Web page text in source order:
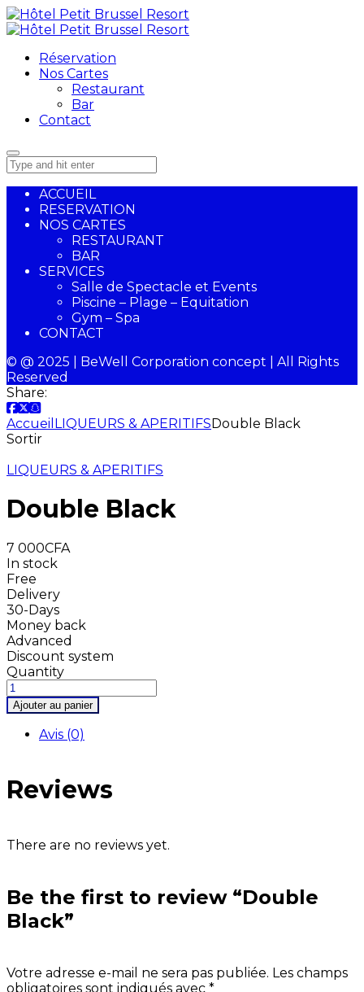
Réservation
Nos Cartes
Restaurant
Bar
Contact
ACCUEIL
RESERVATION
NOS CARTES
RESTAURANT
BAR
SERVICES
Salle de Spectacle et Events
Piscine – Plage – Equitation
Gym – Spa
CONTACT
© @ 2025 | BeWell Corporation concept | All Rights
Reserved
Share:
Accueil LIQUEURS & APERITIFSDouble Black
Sortir
LIQUEURS & APERITIFS
Double Black
7 000CFA
In stock
Free
Delivery
30-Days
Money back
Advanced
Discount system
Quantity
Ajouter au panier
Avis (0)
Reviews
There are no reviews yet.
Be the first to review “Double
Black”
Votre adresse e-mail ne sera pas publiée. Les champs
obligatoires sont indiqués avec *